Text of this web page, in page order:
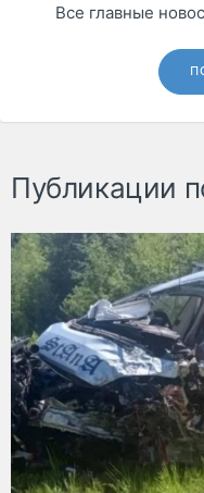
Все главные
Публикации